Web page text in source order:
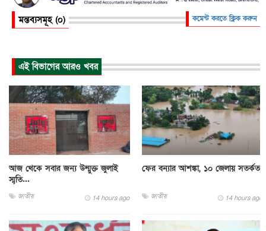
মন্তব্যসমূহ (০) কমেন্ট করতে ক্লিক করুন
এই বিভাগের আরও খবর
আজ থেকে সবার জন্য উন্মুক্ত জুলাই
স্মৃতি...
জাতীয় 14 hours ago
ফের বন্যার আশঙ্কা, ১০ জেলায় সতর্কতা
জাতীয় 14 hours ago